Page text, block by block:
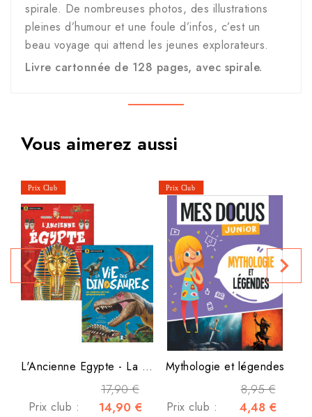
spirale. De nombreuses photos, des illustrations
pleines d’humour et une foule d’infos, c’est un
beau voyage qui attend les jeunes explorateurs.
Livre cartonnée de 128 pages, avec spirale.
Vous aimerez aussi
L'Ancienne Egypte - La vie...
17,90 €
Prix club : 14,90 €
Mythologie et légendes
8,95 €
Prix club : 4,48 €
navigate_before navigate_next